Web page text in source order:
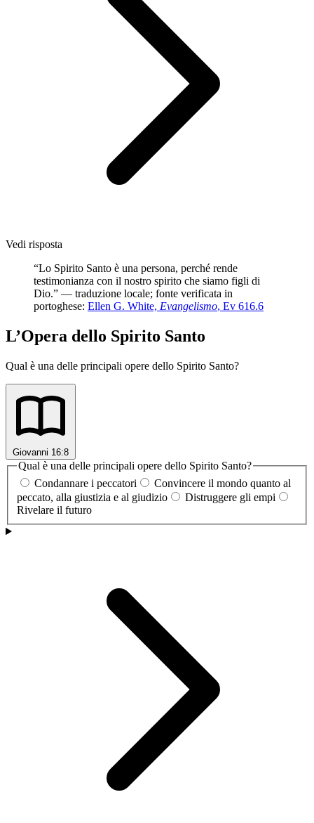
Vedi risposta
“Lo Spirito Santo è una persona, perché rende
testimonianza con il nostro spirito che siamo figli di
Dio.” — traduzione locale; fonte verificata in
portoghese: Ellen G. White, Evangelismo, Ev 616.6
L’Opera dello Spirito Santo
Qual è una delle principali opere dello Spirito Santo?
Giovanni 16:8
Qual è una delle principali opere dello Spirito Santo?
Condannare i peccatori
Convincere il mondo quanto al
peccato, alla giustizia e al giudizio
Distruggere gli empi
Rivelare il futuro